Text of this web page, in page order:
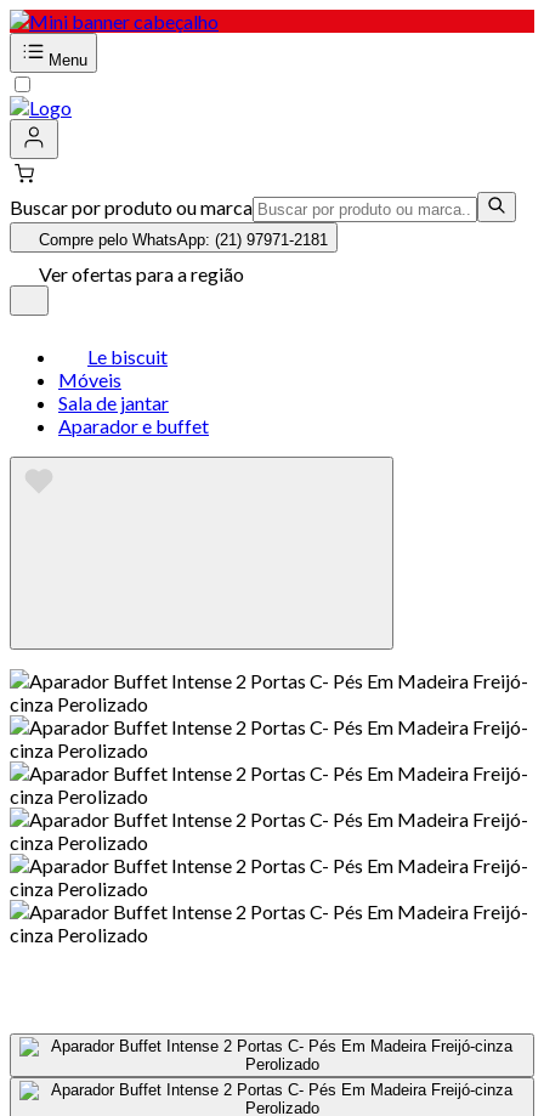
Menu
Buscar por produto ou marca
Compre pelo WhatsApp: (21) 97971-2181
Ver ofertas para a região
Le biscuit
Móveis
Sala de jantar
Aparador e buffet